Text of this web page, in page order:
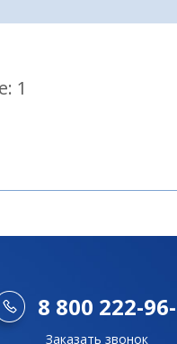
1
8 800 222-
Заказать звонок